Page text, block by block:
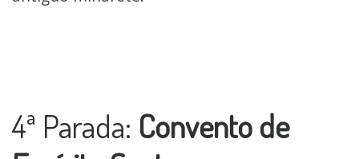
4ª Parada: Convento de